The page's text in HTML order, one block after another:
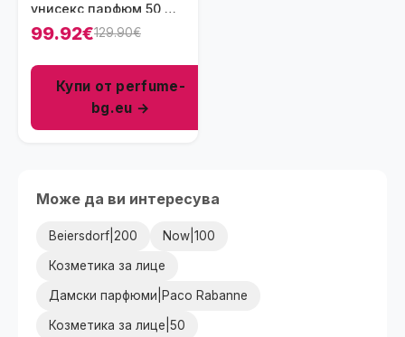
унисекс парфюм 50 мл
- EXDP
99.92€129.90€
Купи от perfume-
bg.eu →
Може да ви интересува
Beiersdorf|200 Now|100
Козметика за лице
Дамски парфюми|Paco Rabanne
Козметика за лице|50